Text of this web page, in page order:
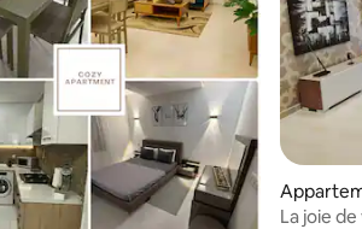
la base de 144 commentaires : 5 sur 5
La joie